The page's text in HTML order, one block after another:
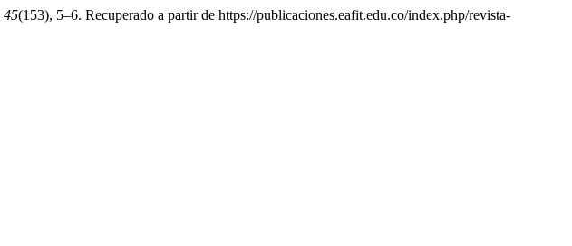
45(153), 5–6. Recuperado a partir de https://publicaciones.eafit.edu.co/index.php/revista-